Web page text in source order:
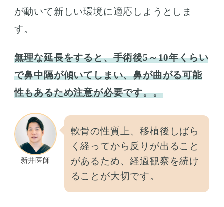
が動いて新しい環境に適応しようとしま
す。
無理な延長をすると、手術後5～10年くらい
で鼻中隔が傾いてしまい、鼻が曲がる可能
性もあるため注意が必要です。。
新井医師
軟骨の性質上、移植後しばら
く経ってから反りが出ること
があるため、経過観察を続け
ることが大切です。